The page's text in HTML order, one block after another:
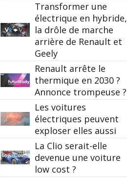
Transformer une
électrique en hybride,
la drôle de marche
arrière de Renault et
Geely
Renault arrête le
thermique en 2030 ?
Annonce trompeuse ?
Les voitures
électriques peuvent
exploser elles aussi
La Clio serait-elle
devenue une voiture
low cost ?